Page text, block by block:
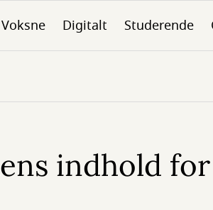
Voksne Digitalt Studerende
indhold